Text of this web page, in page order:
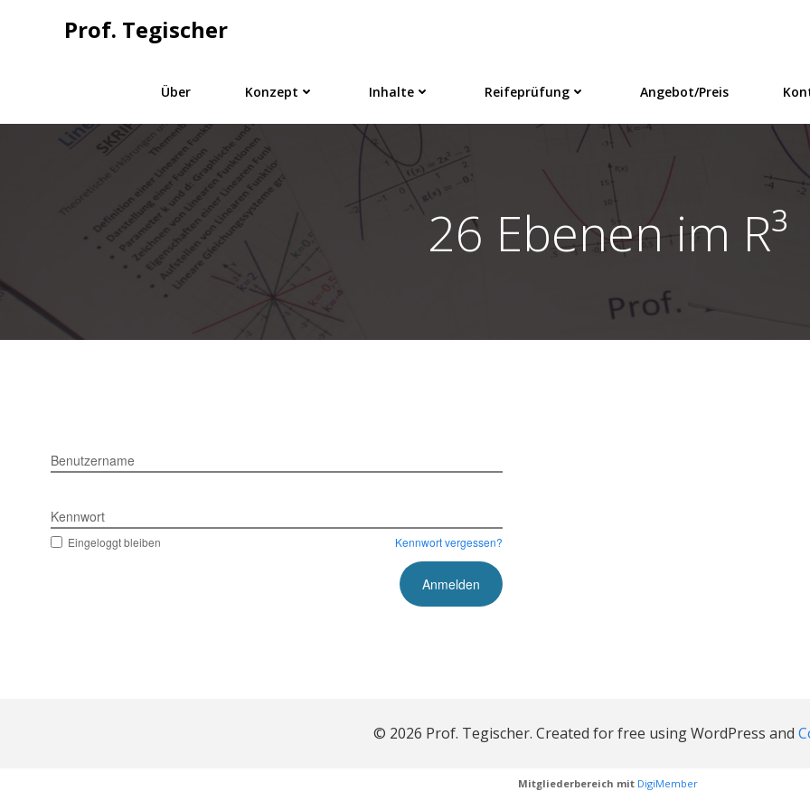
Prof. Tegischer
Über Konzept Inhalte Reifeprüfung Angebot/Preis
26 Ebenen im R³
Benutzername
Kennwort
Eingeloggt bleiben Kennwort vergessen?
© 2026 Prof. Tegischer. Created for free using WordPress and
Mitgliederbereich mit DigiMember